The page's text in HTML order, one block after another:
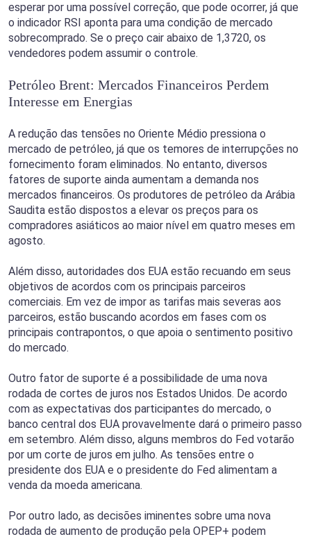
esperar por uma possível correção, que pode ocorrer, já que
o indicador RSI aponta para uma condição de mercado
sobrecomprado. Se o preço cair abaixo de 1,3720, os
vendedores podem assumir o controle.
Petróleo Brent: Mercados Financeiros Perdem
Interesse em Energias
A redução das tensões no Oriente Médio pressiona o
mercado de petróleo, já que os temores de interrupções no
fornecimento foram eliminados. No entanto, diversos
fatores de suporte ainda aumentam a demanda nos
mercados financeiros. Os produtores de petróleo da Arábia
Saudita estão dispostos a elevar os preços para os
compradores asiáticos ao maior nível em quatro meses em
agosto.
Além disso, autoridades dos EUA estão recuando em seus
objetivos de acordos com os principais parceiros
comerciais. Em vez de impor as tarifas mais severas aos
parceiros, estão buscando acordos em fases com os
principais contrapontos, o que apoia o sentimento positivo
do mercado.
Outro fator de suporte é a possibilidade de uma nova
rodada de cortes de juros nos Estados Unidos. De acordo
com as expectativas dos participantes do mercado, o
banco central dos EUA provavelmente dará o primeiro passo
em setembro. Além disso, alguns membros do Fed votarão
por um corte de juros em julho. As tensões entre o
presidente dos EUA e o presidente do Fed alimentam a
venda da moeda americana.
Por outro lado, as decisões iminentes sobre uma nova
rodada de aumento de produção pela OPEP+ podem